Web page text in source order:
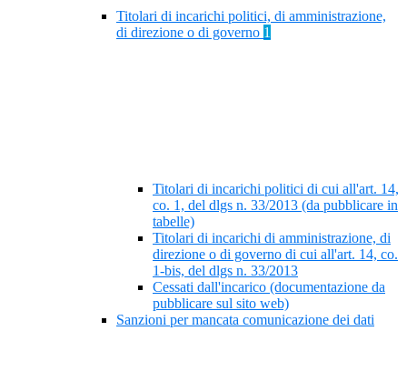
Titolari di incarichi politici, di amministrazione,
di direzione o di governo 1
Titolari di incarichi politici di cui all'art. 14,
co. 1, del dlgs n. 33/2013 (da pubblicare in
tabelle)
Titolari di incarichi di amministrazione, di
direzione o di governo di cui all'art. 14, co.
1-bis, del dlgs n. 33/2013
Cessati dall'incarico (documentazione da
pubblicare sul sito web)
Sanzioni per mancata comunicazione dei dati